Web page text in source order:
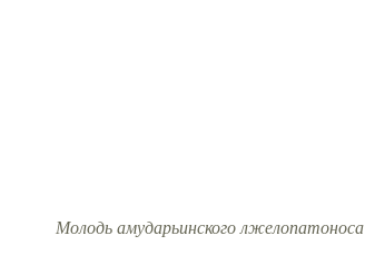
Молодь амударьинского лжелопатоноса